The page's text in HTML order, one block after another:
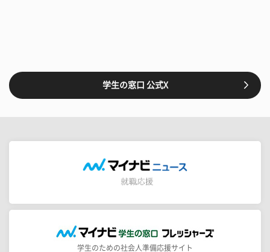
学生の窓口 公式X
学生のための社会人準備応援サイト